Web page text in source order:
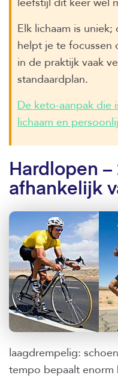
Elk lichaam is
helpt je te focussen
in de praktijk vaak
standaardplan.
De keto-aanpak die
lichaam en
Hardlopen –
afhankelijk
laagdrempelig:
tempo bepaalt enorm